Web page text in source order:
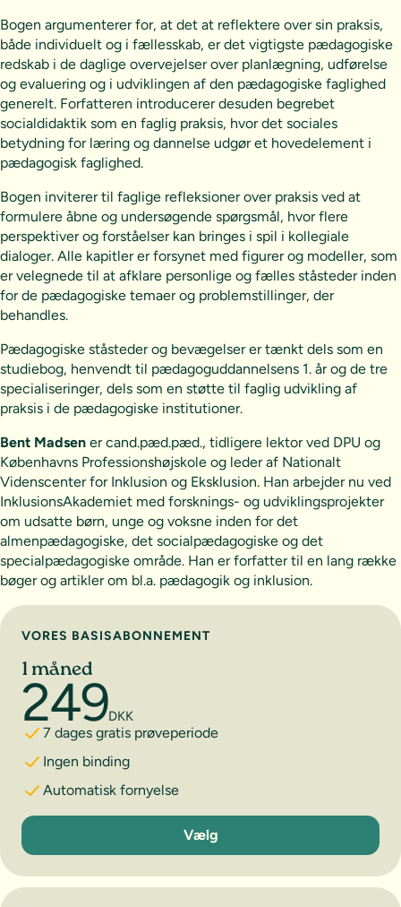
Bogen argumenterer for, at det at reflektere over sin praksis,
både individuelt og i fællesskab, er det vigtigste pædagogiske
redskab i de daglige overvejelser over planlægning, udførelse
og evaluering og i udviklingen af den pædagogiske faglighed
generelt. Forfatteren introducerer desuden begrebet
socialdidaktik som en faglig praksis, hvor det sociales
betydning for læring og dannelse udgør et hovedelement i
pædagogisk faglighed.
Bogen inviterer til faglige refleksioner over praksis ved at
formulere åbne og undersøgende spørgsmål, hvor flere
perspektiver og forståelser kan bringes i spil i kollegiale
dialoger. Alle kapitler er forsynet med figurer og modeller, som
er velegnede til at afklare personlige og fælles ståsteder inden
for de pædagogiske temaer og problemstillinger, der
behandles.
Pædagogiske ståsteder og bevægelser er tænkt dels som en
studiebog, henvendt til pædagoguddannelsens 1. år og de tre
specialiseringer, dels som en støtte til faglig udvikling af
praksis i de pædagogiske institutioner.
Bent Madsen er cand.pæd.pæd., tidligere lektor ved DPU og
Københavns Professionshøjskole og leder af Nationalt
Videnscenter for Inklusion og Eksklusion. Han arbejder nu ved
InklusionsAkademiet med forsknings- og udviklingsprojekter
om udsatte børn, unge og voksne inden for det
almenpædagogiske, det socialpædagogiske og det
specialpædagogiske område. Han er forfatter til en lang række
bøger og artikler om bl.a. pædagogik og inklusion.
Vælg abonnement
VORES BASISABONNEMENT
1 måned
249DKK
7 dages gratis prøveperiode
Ingen binding
Automatisk fornyelse
1 måned
Vælg